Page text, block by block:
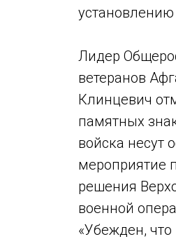
Лидер
ветеранов
Клинцевич
памятных
войска несут
мероприятие
решения
военной
«Убежден,